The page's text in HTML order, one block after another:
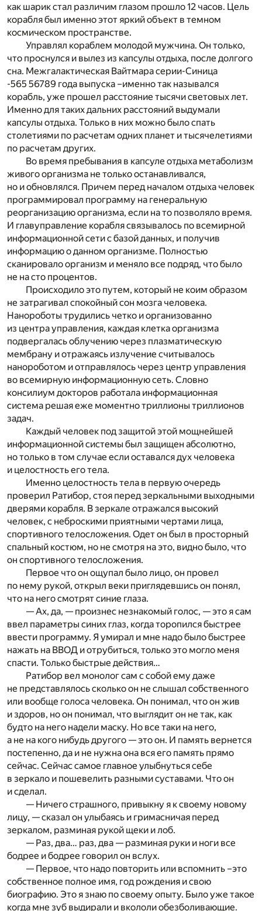
как шарик стал различим глазом прошло 12 часов. Цель
корабля был именно этот яркий объект в темном
космическом пространстве.
Управлял кораблем молодой мужчина. Он только,
что проснулся и вылез из капсулы отдыха, после долгого
сна. Межгалактическая Вайтмара серии-Синица
-565 56789 года выпуска –именно так назывался
корабль, уже прошел расстояние тысячи световых лет.
Именно для таких дальних расстояний выдумали
капсулы отдыха. Только в них можно было спать
столетиями по расчетам одних планет и тысячелетиями
по расчетам других.
Во время пребывания в капсуле отдыха метаболизм
живого организма не только останавливался,
но и обновлялся. Причем перед началом отдыха человек
программировал программу на генеральную
реорганизацию организма, если на то позволяло время.
И главуправление корабля связывалось по всемирной
информационной сети с базой данных, и получив
информацию о данном организме. Полностью
сканировало организм и меняло все подряд, что было
не на сто процентов.
Происходило это путем, который не коим образом
не затрагивал спокойный сон мозга человека.
Нанороботы трудились четко и организованно
из центра управления, каждая клетка организма
подвергалась облучению через плазматическую
мембрану и отражаясь излучение считывалось
нанороботом и отправлялось через центр управления
во всемирную информационную сеть. Словно
консилиум докторов работала информационная
система решая еже моментно триллионы триллионов
задач.
Каждый человек под защитой этой мощнейшей
информационной системы был защищен абсолютно,
но только в том случае если оставался дух человека
и целостность его тела.
Именно целостность тела в первую очередь
проверил Ратибор, стоя перед зеркальными выходными
дверями корабля. В зеркале отражался высокий
человек, с неброскими приятными чертами лица,
спортивного телосложения. Одет он был в просторный
спальный костюм, но не смотря на это, видно было, что
он спортивного телосложения.
Первое что он ощупал было лицо, он провел
по нему рукой, открыл веки приглядевшись он понял,
что на него смотрят синие глаза.
— Ах, да, — произнес незнакомый голос, — это я сам
ввел параметры синих глаз, когда торопился быстрее
ввести программу. Я умирал и мне надо было быстрее
нажать на ВВОД и отрубиться, только это могло меня
спасти. Только быстрые действия…
Ратибор вел монолог сам с собой ему даже
не представлялось сколько он не слышал собственного
или вообще голоса человека. Он понимал, что он жив
и здоров, но он понимал, что выглядит он не так, как
будто на него надели маску. Но все таки на него,
а не на кого нибудь другого — это он. И память вернется
постепенно, да и не нужна она вся его память прямо
сейчас. Сейчас самое главное улыбнуться себе
в зеркало и пошевелить разными суставами. Что он
и сделал.
— Ничего страшного, привыкну я к своему новому
лицу, — сказал он улыбаясь и гримасничая перед
зеркалом, разминая рукой щеки и лоб.
— Раз, два… раз, два — разминая руки и ноги все
бодрее и бодрее говорил он вслух.
— Первое, что надо повторить или вспомнить –это
собственное полное имя, год рождения и свою
биографию. Это я знаю по своему опыту. Было уже такое
когда мне зуб выдирали и вкололи обезболивающие.